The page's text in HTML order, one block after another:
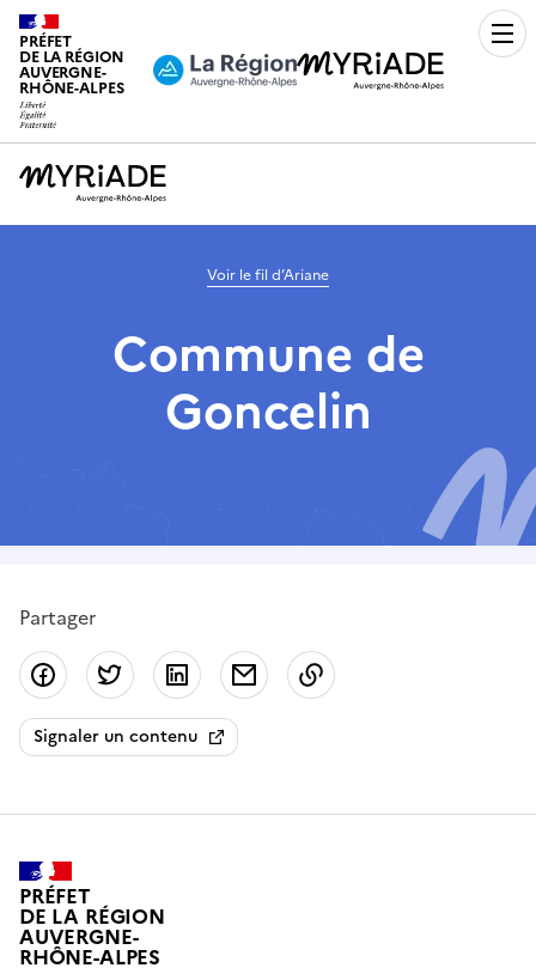
PRÉFET
DE LA RÉGION
AUVERGNE-
RHÔNE-ALPES
Voir le fil d’Ariane
Commune de
Goncelin
Partager
Partager sur Facebook
Partager sur Twitter
Partager sur LinkedIn
Partager par email
Signaler un contenu
PRÉFET
DE LA RÉGION
AUVERGNE-
RHÔNE-ALPES